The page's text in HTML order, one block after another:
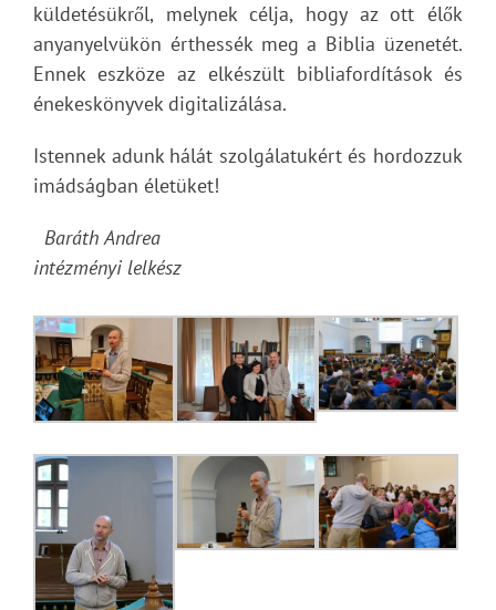
küldetésükről, melynek célja, hogy az ott élők
anyanyelvükön érthessék meg a Biblia üzenetét.
Ennek eszköze az elkészült bibliafordítások és
énekeskönyvek digitalizálása.
Istennek adunk hálát szolgálatukért és hordozzuk
imádságban életüket!
Baráth Andrea
intézményi lelkész